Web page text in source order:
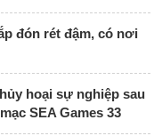
đón rét đậm, có nơi
hoại sự nghiệp sau
SEA Games 33